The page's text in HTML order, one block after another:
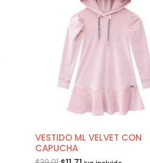
VESTIDO ML VELVET CON
CAPUCHA